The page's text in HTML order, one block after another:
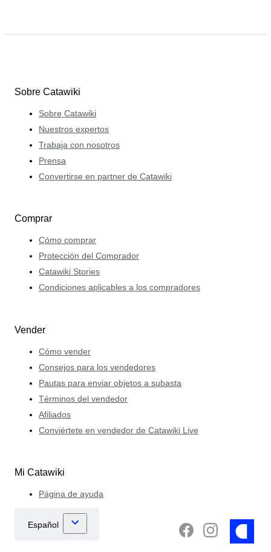
Sobre Catawiki
Sobre Catawiki
Nuestros expertos
Trabaja con nosotros
Prensa
Convertirse en partner de Catawiki
Comprar
Cómo comprar
Protección del Comprador
Catawiki Stories
Condiciones aplicables a los compradores
Vender
Cómo vender
Consejos para los vendedores
Pautas para enviar objetos a subasta
Términos del vendedor
Afiliados
Conviértete en vendedor de Catawiki Live
Mi Catawiki
Página de ayuda